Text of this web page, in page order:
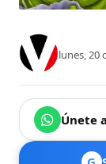
lunes, 20
Únete